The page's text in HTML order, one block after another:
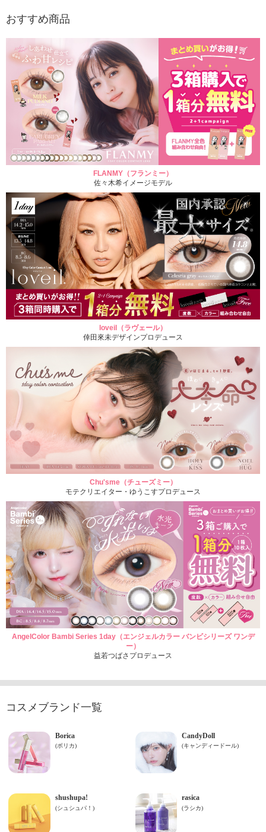
おすすめ商品
FLANMY（フランミー）
佐々木希イメージモデル
loveil（ラヴェール）
倖田來未デザインプロデュース
Chu'sme（チューズミー）
モテクリエイター・ゆうこすプロデュース
AngelColor Bambi Series 1day（エンジェルカラー バンビシリーズ ワンデ
ー）
益若つばさプロデュース
コスメブランド一覧